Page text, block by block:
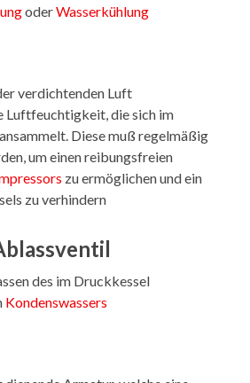
oderWasserkühlung
verdichtenden Luft
Luftfeuchtigkeit, die sich im
Diese muß regelmäßig
um einen reibungsfreien
zu ermöglichen und ein
zu verhindern
des im Druckkessel
Kondenswassers